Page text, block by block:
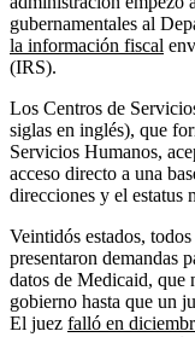
gubernamentales al
la información fiscal
(IRS).
Los Centros de
siglas en inglés), que
Servicios Humanos,
acceso directo a una
direcciones y el estatus
Veintidós estados,
presentaron demandas
datos de Medicaid, que
gobierno hasta que un
El juez falló en